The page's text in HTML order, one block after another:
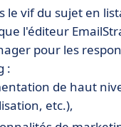
le vif du sujet en
l'éditeur
pour les
:
de haut
etc.),